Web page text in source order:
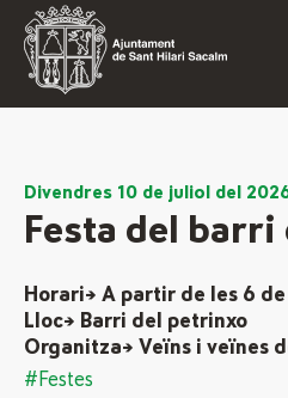
Divendres 10 de juliol del
Festa del
Horari→ A partir de les 6
Lloc→ Barri del petrinxo
Organitza→ Veïns i veïnes
#Festes